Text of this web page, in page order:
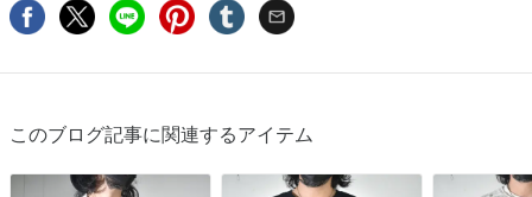
このブログ記事に関連するアイテム